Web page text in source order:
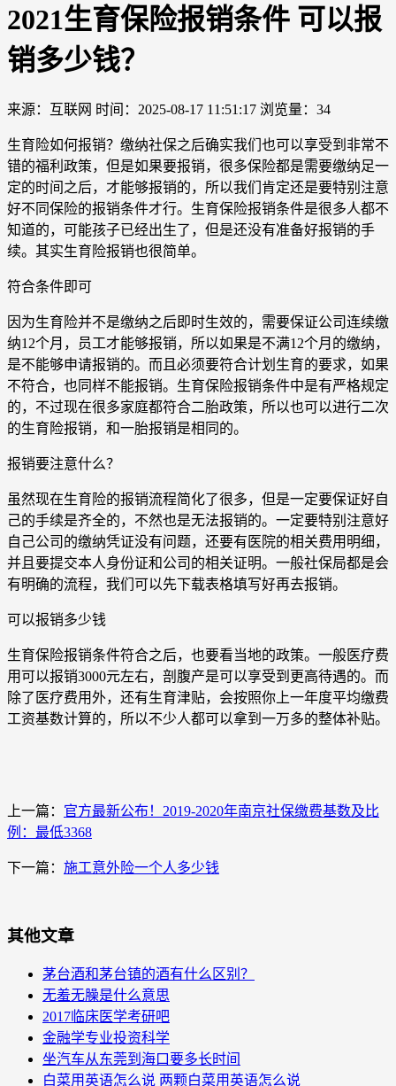
2021生育保险报销条件 可以报
销多少钱？
来源：互联网 时间：2025-08-17 11:51:17 浏览量：34
生育险如何报销？缴纳社保之后确实我们也可以享受到非常不
错的福利政策，但是如果要报销，很多保险都是需要缴纳足一
定的时间之后，才能够报销的，所以我们肯定还是要特别注意
好不同保险的报销条件才行。生育保险报销条件是很多人都不
知道的，可能孩子已经出生了，但是还没有准备好报销的手
续。其实生育险报销也很简单。
符合条件即可
因为生育险并不是缴纳之后即时生效的，需要保证公司连续缴
纳12个月，员工才能够报销，所以如果是不满12个月的缴纳，
是不能够申请报销的。而且必须要符合计划生育的要求，如果
不符合，也同样不能报销。生育保险报销条件中是有严格规定
的，不过现在很多家庭都符合二胎政策，所以也可以进行二次
的生育险报销，和一胎报销是相同的。
报销要注意什么？
虽然现在生育险的报销流程简化了很多，但是一定要保证好自
己的手续是齐全的，不然也是无法报销的。一定要特别注意好
自己公司的缴纳凭证没有问题，还要有医院的相关费用明细，
并且要提交本人身份证和公司的相关证明。一般社保局都是会
有明确的流程，我们可以先下载表格填写好再去报销。
可以报销多少钱
生育保险报销条件符合之后，也要看当地的政策。一般医疗费
用可以报销3000元左右，剖腹产是可以享受到更高待遇的。而
除了医疗费用外，还有生育津贴，会按照你上一年度平均缴费
工资基数计算的，所以不少人都可以拿到一万多的整体补贴。
上一篇： 官方最新公布！2019-2020年南京社保缴费基数及比
例：最低3368
下一篇： 施工意外险一个人多少钱
其他文章
茅台酒和茅台镇的酒有什么区别？
无羞无臊是什么意思
2017临床医学考研吧
金融学专业投资科学
坐汽车从东莞到海口要多长时间
白菜用英语怎么说 两颗白菜用英语怎么说